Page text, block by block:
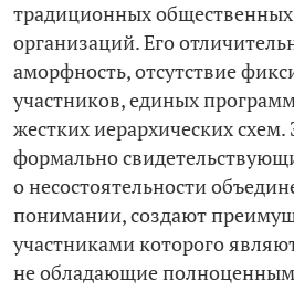
традиционных
организаций. Его
аморфность, отсутствие
участников, единых
жестких иерархических
формально
о несостоятельности
понимании, создают
участниками которого
не обладающие